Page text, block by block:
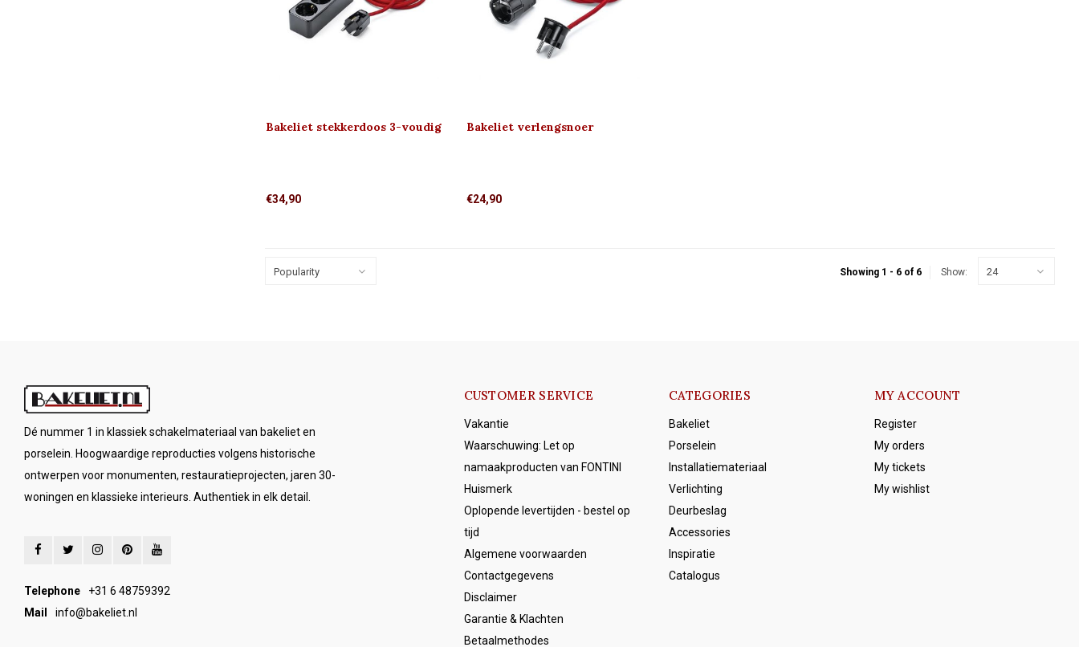
Bakeliet stekkerdoos 3-voudig
€34,90
Bakeliet verlengsnoer
€24,90
Popularity Showing 1 - 6 of 6 Show: 24
Dé nummer 1 in klassiek schakelmateriaal van bakeliet en
porselein. Hoogwaardige reproducties volgens historische
ontwerpen voor monumenten, restauratieprojecten, jaren 30-
woningen en klassieke interieurs. Authentiek in elk detail.
Telephone
+31 6 48759392
Mail
info@bakeliet.nl
CUSTOMER SERVICE
Vakantie
Waarschuwing: Let op
namaakproducten van FONTINI
Huismerk
Oplopende levertijden - bestel op
tijd
Algemene voorwaarden
Contactgegevens
Disclaimer
Garantie & Klachten
Betaalmethodes
CATEGORIES
Bakeliet
Porselein
Installatiemateriaal
Verlichting
Deurbeslag
Accessories
Inspiratie
Catalogus
MY ACCOUNT
Register
My orders
My tickets
My wishlist